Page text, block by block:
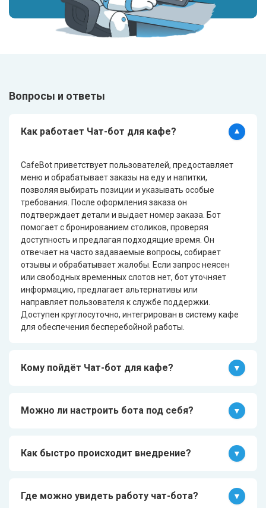
Вопросы и ответы
Как работает Чат-бот для кафе?
CafeBot приветствует пользователей, предоставляет
меню и обрабатывает заказы на еду и напитки,
позволяя выбирать позиции и указывать особые
требования. После оформления заказа он
подтверждает детали и выдает номер заказа. Бот
помогает с бронированием столиков, проверяя
доступность и предлагая подходящие время. Он
отвечает на часто задаваемые вопросы, собирает
отзывы и обрабатывает жалобы. Если запрос неясен
или свободных временных слотов нет, бот уточняет
информацию, предлагает альтернативы или
направляет пользователя к службе поддержки.
Доступен круглосуточно, интегрирован в систему кафе
для обеспечения бесперебойной работы.
Кому пойдёт Чат-бот для кафе?
кафе, которые хотят улучшить процесс обслуживания
клиентов. Он автоматизирует заказы, резервирование
упростить взаимодействие с клиентами и повысить
Можно ли настроить бота под себя?
учётом специфики бизнес-процессов клиента. Мы
обеспечиваем полную настройку и интеграцию в
бизнеса.
Как быстро происходит внедрение?
включая настройку и интеграцию с системами
компании. Мы тщательно прорабатываем каждый этап,
Где можно увидеть работу чат-бота?